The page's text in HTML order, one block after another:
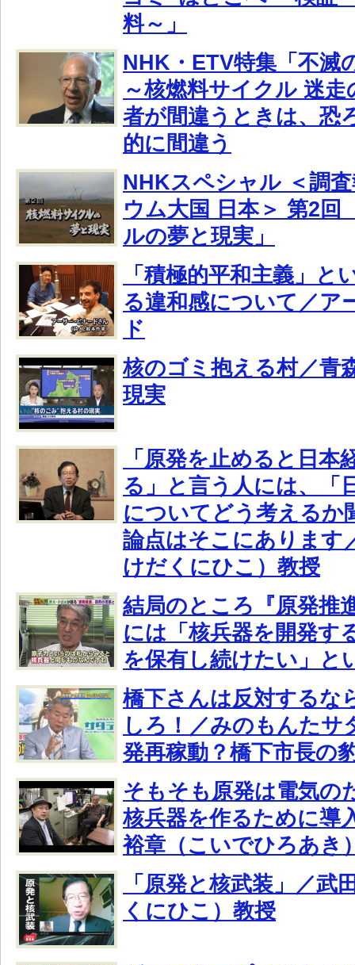
料～」
NHK・ETV特集「不滅
～核燃料サイクル 迷走
者が間違うときは、恐
的に間違う
NHKスペシャル ＜調
ウム大国 日本＞ 第2回
ルの夢と現実」
「積極的平和主義」と
る違和感について／ア
ド
核のゴミ抱える村／青
現実
「原発を止めると日本
る」と言う人には、「
についてどう考えるか
論点はそこにあります
けだくにひこ）教授
結局のところ『原発推
には「核兵器を開発す
を保有し続けたい」と
橋下さんは反対するな
しろ！／みのもんたサ
発再稼動？橋下市長の
そもそも原発は電気の
核兵器を作るために導
裕章（こいでひろあき
「原発と核武装」／武
くにひこ）教授